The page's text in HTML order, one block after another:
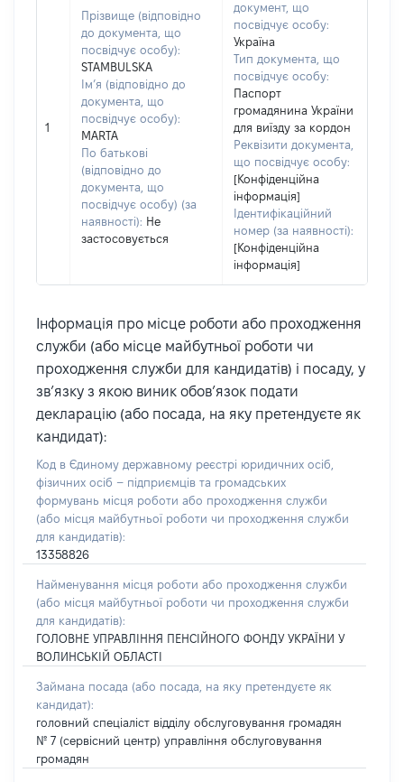
1
Прізвище (відповідно
до документа, що
посвідчує особу):
STAMBULSKA
Ім’я (відповідно до
документа, що
посвідчує особу):
MARTA
По батькові
(відповідно до
документа, що
посвідчує особу) (за
наявності): Не
застосовується
документ, що
посвідчує особу:
Україна
Тип документа, що
посвідчує особу:
Паспорт
громадянина України
для виїзду за кордон
Реквізити документа,
що посвідчує особу:
[Конфіденційна
інформація]
Ідентифікаційний
номер (за наявності):
[Конфіденційна
інформація]
Інформація про місце роботи або проходження
служби (або місце майбутньої роботи чи
проходження служби для кандидатів) і посаду, у
зв’язку з якою виник обов’язок подати
декларацію (або посада, на яку претендуєте як
кандидат):
Код в Єдиному державному реєстрі юридичних осіб,
фізичних осіб – підприємців та громадських
формувань місця роботи або проходження служби
(або місця майбутньої роботи чи проходження служби
для кандидатів):
13358826
Найменування місця роботи або проходження служби
(або місця майбутньої роботи чи проходження служби
для кандидатів):
ГОЛОВНЕ УПРАВЛІННЯ ПЕНСІЙНОГО ФОНДУ УКРАЇНИ У
ВОЛИНСЬКІЙ ОБЛАСТІ
Займана посада (або посада, на яку претендуєте як
кандидат):
головний спеціаліст відділу обслуговування громадян
№ 7 (сервісний центр) управління обслуговування
громадян